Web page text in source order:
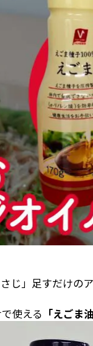
じ」足すだけのア
使える 「えごま油